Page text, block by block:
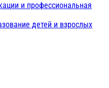
и профессиональная
детей и взрослых